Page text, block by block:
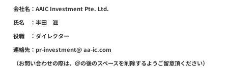
会社名：AAIC Investment Pte. Ltd.
氏名 ：半田 滋
役職 ：ダイレクター
連絡先：pr-investment@ aa-ic.com
（お問い合わせの際は、＠の後のスペースを削除するようご留意頂ください）